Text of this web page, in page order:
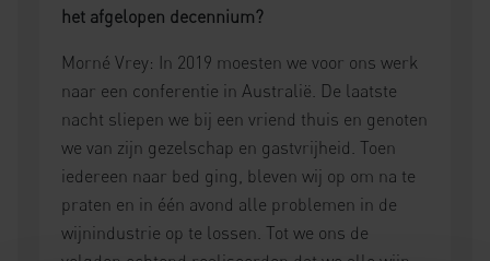
het afgelopen decennium?
Morné Vrey: In 2019 moesten we voor ons werk
naar een conferentie in Australië. De laatste
nacht sliepen we bij een vriend thuis en genoten
we van zijn gezelschap en gastvrijheid. Toen
iedereen naar bed ging, bleven wij op om na te
praten en in één avond alle problemen in de
wijnindustrie op te lossen. Tot we ons de